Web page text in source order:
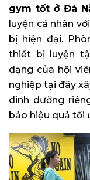
gym tốt ở Đà
luyện cá nhân
bị hiện đại.
thiết bị luyện
dạng của hội
nghiệp tại đây
dinh dưỡng
bảo hiệu quả tối